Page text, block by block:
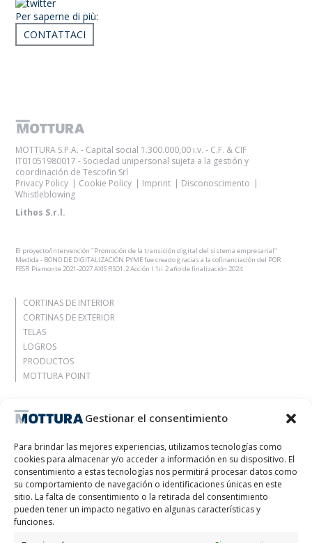
Gestionar el consentimiento
Para brindar las mejores experiencias, utilizamos tecnologías como
cookies para almacenar y/o acceder a información en su dispositivo. El
consentimiento a estas tecnologías nos permitirá procesar datos como
su comportamiento de navegación o identificaciones únicas en este
sitio. La falta de consentimiento o la retirada del consentimiento
pueden tener un impacto negativo en algunas características y
funciones.
Per saperne di più:
CONTATTACI
MOTTURA S.P.A. - Capital social 1.300.000,00 i.v. - C.F. & CIF
IT01051980017 - Sociedad unipersonal sujeta a la gestión y
coordinación de Tescofin Srl
Privacy Policy
Cookie Policy Imprint
Disconoscimento
Whistleblowing
Lithos S.r.l.
El proyecto/intervención "Promoción de la transición digital del sistema empresarial"
Medida - BONO DE DIGITALIZACIÓN PYME fue creado gracias a la cofinanciación del POR
FESR Piamonte 2021-2027 AXIS RSO1.2 Acción I.1ii.2 año de finalización 2024
CORTINAS DE INTERIOR
CORTINAS DE EXTERIOR
TELAS
LOGROS
PRODUCTOS
MOTTURA POINT
Agencia
Déjate inspirar
Contactos
Trabaja con nosotros
Área reservada
Certificaciones
M2Net
Child Safety